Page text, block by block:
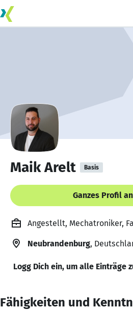
Maik Arelt Basis
Ganzes Profil
Angestellt, Mechatroniker,
Neubrandenburg,
Logg Dich ein, um alle Einträge
Fähigkeiten und